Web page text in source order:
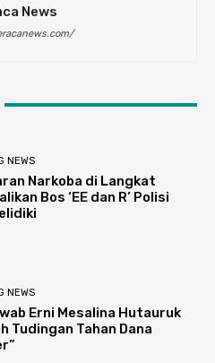
News
NEWS
Narkoba di Langkat
Bos ‘EE dan R’ Polisi
NEWS
Erni Mesalina Hutauruk
Tudingan Tahan Dana